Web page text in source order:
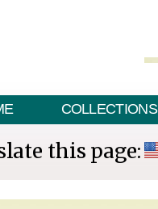
COLLECTIONS
this page: